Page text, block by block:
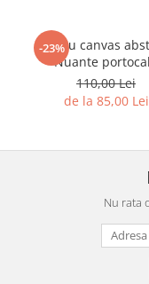
-23%
Tablou canvas
Nuante
110,00 Lei
de la 85,00 Lei
Nu rata